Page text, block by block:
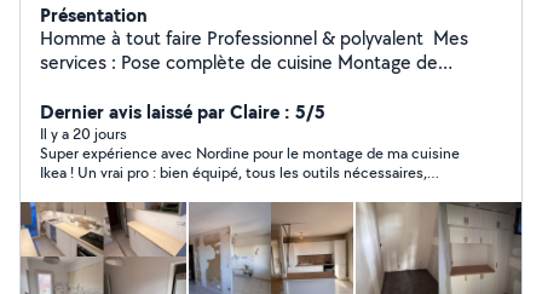
Présentation
Homme à tout faire Professionnel & polyvalent ️ Mes
services : Pose complète de cuisine Montage de
meubles Travaux de peinture & placo et tapisserie
Fixation de cadres, étagères, TV murale Électricité &
plomberie Pose de sol (PVC, lino, dalles clipsables)
Faïence Terrasse en bois Professionnel équipé de
matériel de qualité Travail soigné, propre et précis
Intervention rapide Prix très compétitifs Contact : 07 60
54 22 l5 N'hésitez pas à me contacter pour un devis ou
des conseil
Dernier avis laissé par Claire : 5/5
Il y a 20 jours
Super expérience avec Nordine pour le montage de ma cuisine
Ikea ! Un vrai pro : bien équipé, tous les outils nécessaires,
pour valider la disposition des meubles, ce qui a suffi à avoir
exactement le rendu que j'avais imaginé après avoir pris le
temps de concevoir ma cuisine. Je recommande à 100% et je
le recontacterai pour le montage d'un dressing.